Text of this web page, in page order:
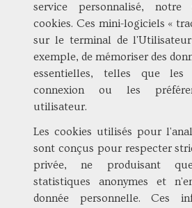
service personnalisé,
cookies. Ces mini-logiciels «
sur le terminal de
exemple, de mémoriser des
essentielles, telles que les
connexion ou les
utilisateur.
Les cookies utilisés pour
sont conçus pour respecter
privée, ne produisant
statistiques anonymes et
donnée personnelle. Ces